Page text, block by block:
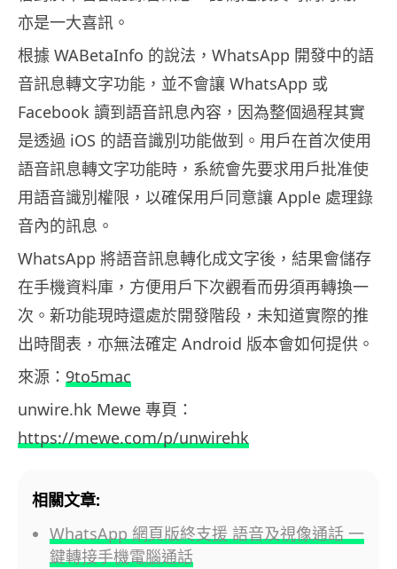
亦是一大喜訊。
根據 WABetaInfo 的說法，WhatsApp 開發中的語
音訊息轉文字功能，並不會讓 WhatsApp 或
Facebook 讀到語音訊息內容，因為整個過程其實
是透過 iOS 的語音識別功能做到。用戶在首次使用
語音訊息轉文字功能時，系統會先要求用戶批准使
用語音識別權限，以確保用戶同意讓 Apple 處理錄
音內的訊息。
WhatsApp 將語音訊息轉化成文字後，結果會儲存
在手機資料庫，方便用戶下次觀看而毋須再轉換一
次。新功能現時還處於開發階段，未知道實際的推
出時間表，亦無法確定 Android 版本會如何提供。
來源： 9to5mac
unwire.hk Mewe 專頁：
https://mewe.com/p/unwirehk
相關文章:
WhatsApp 網頁版終支援 語音及視像通話 一
鍵轉接手機電腦通話